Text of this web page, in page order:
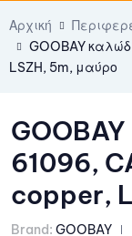
Αρχική
GOOBAY
LSZH, 5m, μαύρο
61096,
copper,
Brand: GOOBAY